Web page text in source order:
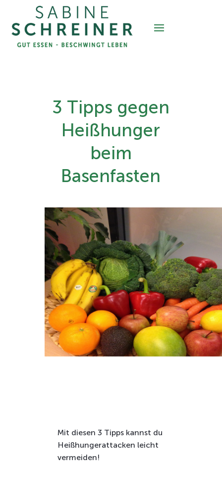
3 Tipps gegen
Heißhunger
beim
Basenfasten
Mit diesen 3 Tipps kannst du
Heißhungerattacken leicht
vermeiden!